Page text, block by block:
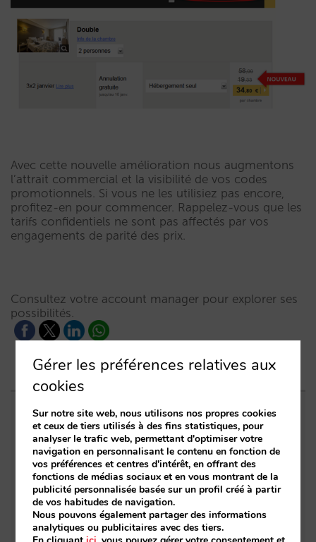
Avec cette nouvelle amélioration nous augmentons
l’attrait commercial et ​la visibilité de vos codes
promotionnels. Si vous ne les utilisiez pas encore,
profitez-en pour commencer. Rappelez-vous que les
tarifs confidentiels ne sont pas affectés par vos
engagements de parité des prix.
Consultez votre account manager pour explorer ses
possibilités.
Entrées apparentées
Mirai, le premier moteur de réservation
d’hôtels en 3D natif
Découvrez le nouveau moteur de
réservations de Mirai
Gérer les préférences relatives aux
cookies
Sur notre site web, nous utilisons nos propres cookies
et ceux de tiers utilisés à des fins statistiques, pour
analyser le trafic web, permettant d'optimiser votre
navigation en personnalisant le contenu en fonction de
vos préférences et centres d'intérêt, en offrant des
fonctions de médias sociaux et en vous montrant de la
publicité personnalisée basée sur un profil créé à partir
de vos habitudes de navigation.
Nous pouvons également partager des informations
analytiques ou publicitaires avec des tiers.